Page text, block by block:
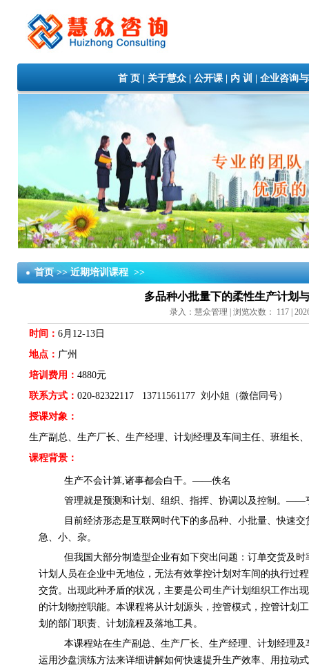
首 页| 关于慧众| 公开课| 内 训 企业咨询
首页 >> 近期培训课程 >>
多品种小批量下的柔性生产计划
录入：慧众管理 | 浏览次数： 117 |
时间： 6月 12-13日
地点： 广州
培训费用： 4880元
联系方式： 020-82322117 13711561177 刘小姐（微信同号）
授课对象：
生产副总、生产厂长、生产经理、计划经理及车间主任、班组长
课程背景：
生产不会计算,诸事都会白干。——佚名
管理就是预测和计划、组织、指挥、协调以及控制。——
目前经济形态是互联网时代下的多品种、小批量、快速交
急、小、杂。
但我国大部分制造型企业有如下突出问题：订单交货及
计划人员在企业中无地位，无法有效掌控计划对车间的执行过
交货。出现此种矛盾的状况，主要是公司生产计划组织工作出
的计划物控职能。本课程将从计划源头，控管模式，控管计划
划的部门职责、计划流程及落地工具。
本课程站在生产副总、生产厂长、生产经理、计划经理
运用沙盘演练方法来详细讲解如何快速提升生产效率、 用拉动